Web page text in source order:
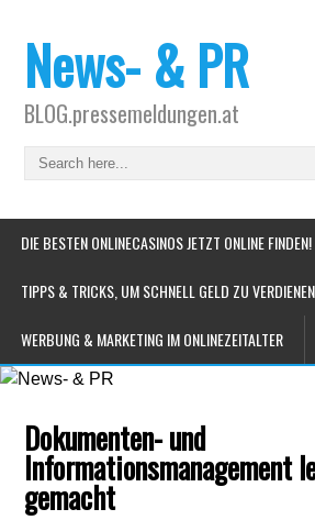
News- & PR
BLOG.pressemeldungen.at
DIE BESTEN ONLINECASINOS JETZT ONLINE FINDEN!
TIPPS & TRICKS, UM SCHNELL GELD ZU
WERBUNG & MARKETING IM ONLINEZEITALTER
Dokumenten- und
Informationsmanagement
gemacht